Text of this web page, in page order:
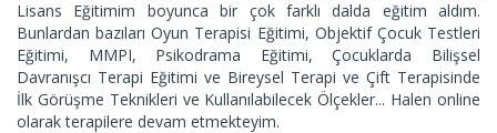
Lisans Eğitimim boyunca bir çok farklı dalda eğitim aldım.
Bunlardan bazıları Oyun Terapisi Eğitimi, Objektif Çocuk Testleri
Eğitimi, MMPI, Psikodrama Eğitimi, Çocuklarda Bilişsel
Davranışcı Terapi Eğitimi ve Bireysel Terapi ve Çift Terapisinde
İlk Görüşme Teknikleri ve Kullanılabilecek Ölçekler... Halen online
olarak terapilere devam etmekteyim.